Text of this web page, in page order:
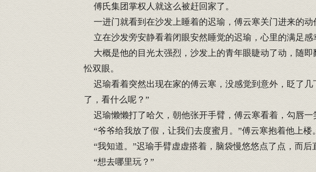
傅氏集团掌权人就这么被赶回家了。
一进门就看到在沙发上睡着的迟瑜，傅云寒关门进来的动
立在沙发旁安静看着闭眼安然睡觉的迟瑜，心里的满足感
大概是他的目光太强烈，沙发上的青年眼睫动了动，随
忪双眼。
迟瑜看着突然出现在家的傅云寒，没感觉到意外，眨了
了，看什么呢？”
迟瑜懒懒打了哈欠，朝他张开手臂，傅云寒看着，勾唇一
“爷爷给我放了假，让我们去度蜜月。”傅云寒抱着他上楼。
“我知道。”迟瑜手臂虚虚搭着，脑袋慢悠悠点了点，而后
“想去哪里玩？”